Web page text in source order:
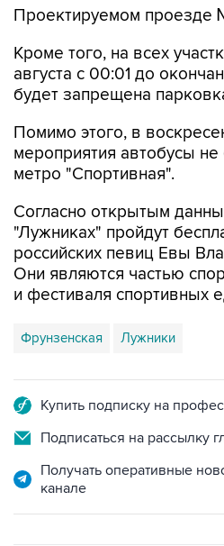
Кроме того, на всех
будет запрещена
Помимо этого, в
метро "Спортивная".
Согласно открытым
российских певиц Евы
Они являются частью
и фестиваля спортивных
Фрунзенская Лужники
Подписаться на рассылку
Получать оперативные